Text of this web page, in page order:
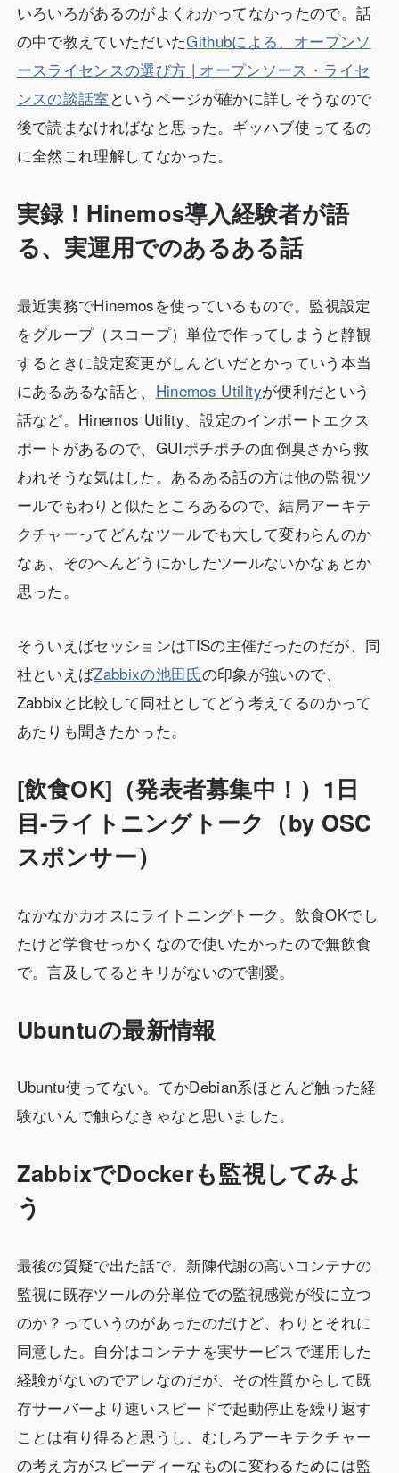
いろいろがあるのがよくわかってなかったので。話
の中で教えていただいたGithubによる、オープンソ
ースライセンスの選び方 | オープンソース・ライセ
ンスの談話室 というページが確かに詳しそうなので
後で読まなければなと思った。ギッハブ使ってるの
に全然これ理解してなかった。
実録！Hinemos導入経験者が語
る、実運用でのあるある話
最近実務でHinemosを使っているもので。監視設定
をグループ（スコープ）単位で作ってしまうと静観
するときに設定変更がしんどいだとかっていう本当
にあるあるな話と、 Hinemos Utilityが便利だという
話など。Hinemos Utility、設定のインポートエクス
ポートがあるので、GUIポチポチの面倒臭さから救
われそうな気はした。あるある話の方は他の監視ツ
ールでもわりと似たところあるので、結局アーキテ
クチャーってどんなツールでも大して変わらんのか
なぁ、そのへんどうにかしたツールないかなぁとか
思った。
そういえばセッションはTISの主催だったのだが、同
社といえばZabbixの池田氏の印象が強いので、
Zabbixと比較して同社としてどう考えてるのかって
あたりも聞きたかった。
[飲食OK]（発表者募集中！）1日
目-ライトニングトーク（by OSC
スポンサー）
なかなかカオスにライトニングトーク。飲食OKでし
たけど学食せっかくなので使いたかったので無飲食
で。言及してるとキリがないので割愛。
Ubuntuの最新情報
Ubuntu使ってない。てかDebian系ほとんど触った経
験ないんで触らなきゃなと思いました。
ZabbixでDockerも監視してみよ
う
最後の質疑で出た話で、新陳代謝の高いコンテナの
監視に既存ツールの分単位での監視感覚が役に立つ
のか？っていうのがあったのだけど、わりとそれに
同意した。自分はコンテナを実サービスで運用した
経験がないのでアレなのだが、その性質からして既
存サーバーより速いスピードで起動停止を繰り返す
ことは有り得ると思うし、むしろアーキテクチャー
の考え方がスピーディーなものに変わるためには監